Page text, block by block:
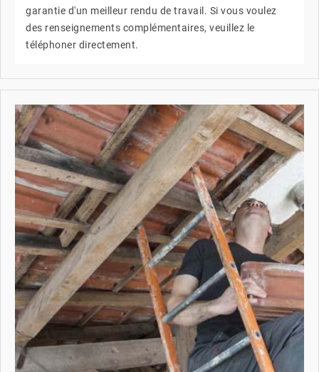
garantie d'un meilleur rendu de travail. Si vous voulez
des renseignements complémentaires, veuillez le
téléphoner directement.